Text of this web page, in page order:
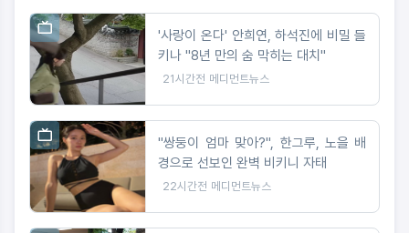
'사랑이 온다' 안희연, 하석진에 비밀 들
키나 "8년 만의 숨 막히는 대치"
21시간전 메디먼트뉴스
"쌍둥이 엄마 맞아?", 한그루, 노을 배
경으로 선보인 완벽 비키니 자태
22시간전 메디먼트뉴스